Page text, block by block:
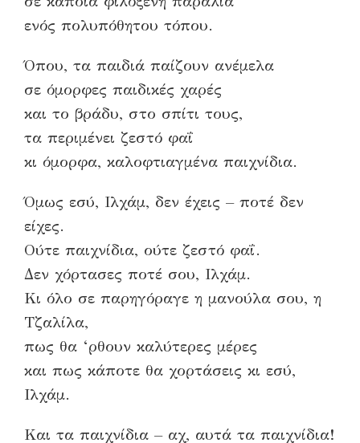
ενός πολυπόθητου τόπου.
Όπου, τα παιδιά παίζουν ανέμελα
σε όμορφες παιδικές χαρές
και το βράδυ, στο σπίτι τους,
τα περιμένει ζεστό φαΐ
κι όμορφα, καλοφτιαγμένα παιχνίδια.
Όμως εσύ, Ιλχάμ, δεν έχεις – ποτέ δεν
είχες.
Ούτε παιχνίδια, ούτε ζεστό φαΐ.
Δεν χόρτασες ποτέ σου, Ιλχάμ.
Κι όλο σε παρηγόραγε η μανούλα σου, η
Τζαλίλα,
πως θα ‘ρθουν καλύτερες μέρες
και πως κάποτε θα χορτάσεις κι εσύ,
Ιλχάμ.
Και τα παιχνίδια – αχ, αυτά τα παιχνίδια!